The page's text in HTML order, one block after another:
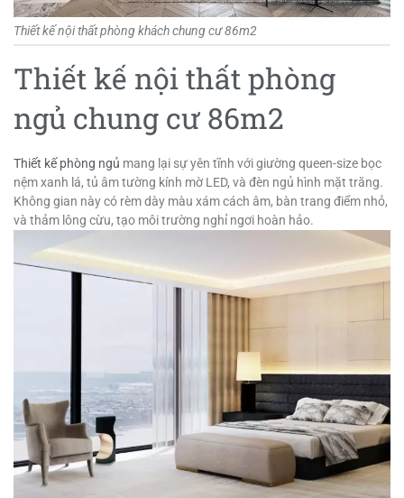
Thiết kế nội thất phòng khách chung cư 86m2
Thiết kế nội thất phòng
ngủ chung cư 86m2
Thiết kế phòng ngủ mang lại sự yên tĩnh với giường queen-size bọc
nệm xanh lá, tủ âm tường kính mờ LED, và đèn ngủ hình mặt trăng.
Không gian này có rèm dày màu xám cách âm, bàn trang điểm nhỏ,
và thảm lông cừu, tạo môi trường nghỉ ngơi hoàn hảo.